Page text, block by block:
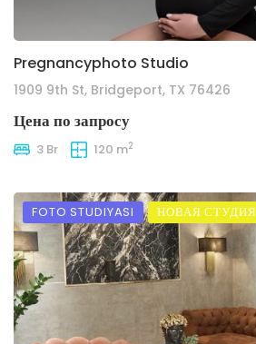
Pregnancyphoto Studio
1909 9th St, Bridgeport, TX 76426
Цена по запросу
3 Br 120 m2
FOTO STUDIYASI НОВАЯ СТУДИЯ